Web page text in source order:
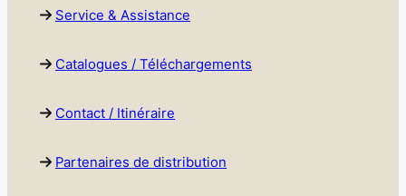
Service & Assistance
Catalogues / Téléchargements
Contact / Itinéraire
Partenaires de distribution